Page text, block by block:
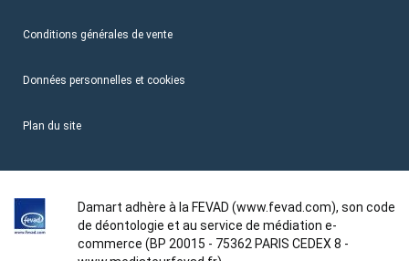
Conditions générales de vente
Données personnelles et cookies
Plan du site
Damart adhère à la FEVAD (www.fevad.com), son code
de déontologie et au service de médiation e-
commerce (BP 20015 - 75362 PARIS CEDEX 8 -